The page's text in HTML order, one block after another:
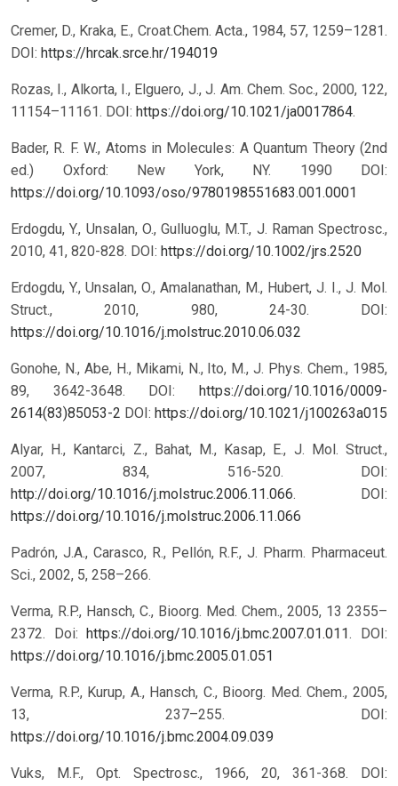
Cremer, D., Kraka, E., Croat.Chem. Acta., 1984, 57, 1259–1281.
DOI: https://hrcak.srce.hr/194019
Rozas, I., Alkorta, I., Elguero, J., J. Am. Chem. Soc., 2000, 122,
11154–11161. DOI: https://doi.org/10.1021/ja0017864.
Bader, R. F. W., Atoms in Molecules: A Quantum Theory (2nd
ed.) Oxford: New York, NY. 1990
DOI:
https://doi.org/10.1093/oso/9780198551683.001.0001
Erdogdu, Y., Unsalan, O., Gulluoglu, M.T., J. Raman Spectrosc.,
2010, 41, 820-828. DOI: https://doi.org/10.1002/jrs.2520
Erdogdu, Y., Unsalan, O., Amalanathan, M., Hubert, J. I., J. Mol.
Struct., 2010, 980, 24-30. DOI:
https://doi.org/10.1016/j.molstruc.2010.06.032
Gonohe, N., Abe, H., Mikami, N., Ito, M., J. Phys. Chem., 1985,
89, 3642-3648. DOI:
https://doi.org/10.1016/0009-
2614(83)85053-2 DOI: https://doi.org/10.1021/j100263a015
Alyar, H., Kantarci, Z., Bahat, M., Kasap, E., J. Mol. Struct.,
2007, 834, 516-520. DOI:
http://doi.org/10.1016/j.molstruc.2006.11.066.
DOI:
https://doi.org/10.1016/j.molstruc.2006.11.066
Padrón, J.A., Carasco, R., Pellón, R.F., J. Pharm. Pharmaceut.
Sci., 2002, 5, 258–266.
Verma, R.P., Hansch, C., Bioorg. Med. Chem., 2005, 13 2355–
2372. Doi: https://doi.org/10.1016/j.bmc.2007.01.011.
DOI:
https://doi.org/10.1016/j.bmc.2005.01.051
Verma, R.P., Kurup, A., Hansch, C., Bioorg. Med. Chem., 2005,
13, 237–255. DOI:
https://doi.org/10.1016/j.bmc.2004.09.039
Vuks, M.F., Opt. Spectrosc., 1966, 20, 361-368.
DOI: